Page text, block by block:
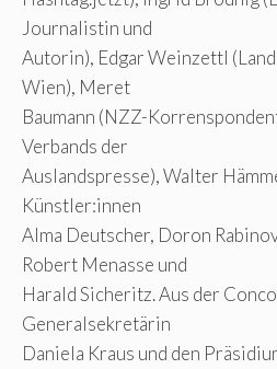
Journalistin und
Autorin), Edgar Weinzettl
Wien), Meret
Baumann (NZZ-
Verbands der
Auslandspresse), Walter
Künstler:innen
Alma Deutscher, Doron
Robert Menasse und
Harald Sicheritz. Aus der
Generalsekretärin
Daniela Kraus und den